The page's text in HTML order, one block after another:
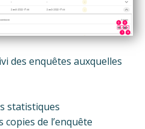
des enquêtes auxquelles
statistiques
copies de l’enquête